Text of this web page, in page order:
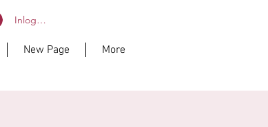
Inloggen
New Page More